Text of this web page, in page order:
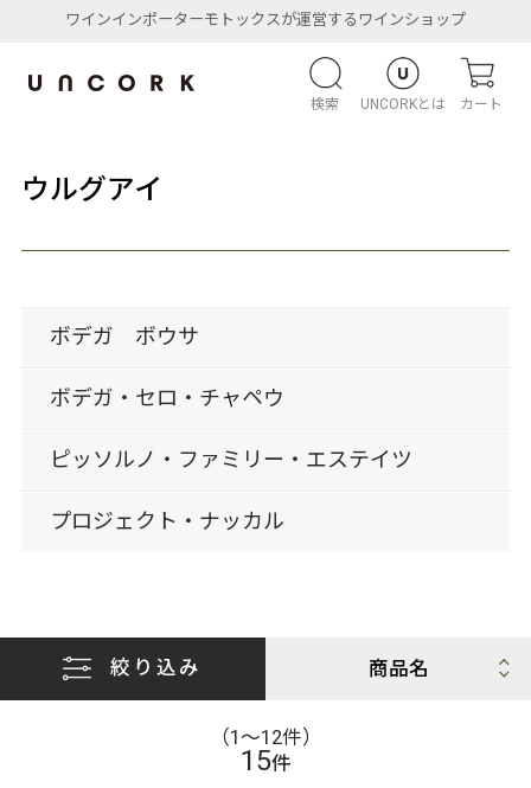
ワインインポーターモトックスが運営するワインショップ
検索 UNCORKとは カート
ウルグアイ
ボデガ ボウサ
ボデガ・セロ・チャペウ
ピッソルノ・ファミリー・エステイツ
プロジェクト・ナッカル
絞り込み
（1〜12件）
15件